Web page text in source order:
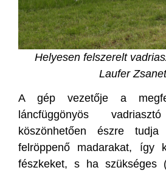
Helyesen felszerelt
Laufer
A gép vezetője a
láncfüggönyös
köszönhetően észre
felröppenő madarakat, így
fészkeket, s ha szükséges